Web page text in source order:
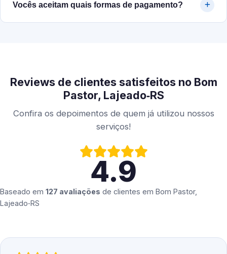
Vocês aceitam quais formas de pagamento?
Reviews de clientes satisfeitos no Bom
Pastor, Lajeado‑RS
Confira os depoimentos de quem já utilizou nossos
serviços!
4.9
Baseado em 127 avaliações de clientes em Bom Pastor,
Lajeado‑RS